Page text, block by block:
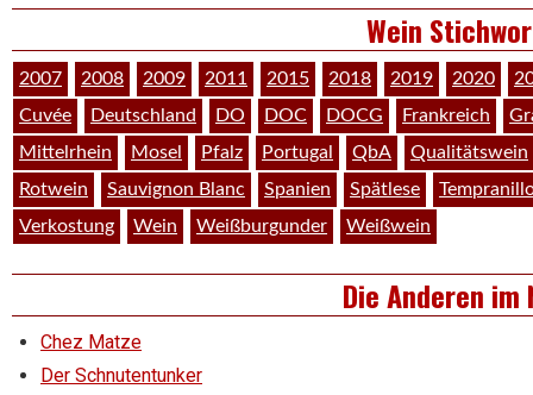
Wein
2007 2008 2009 2011 2015 2018 2019 2020
Cuvée
Deutschland DO DOC DOCG Frankreich
Mittelrhein
Mosel Pfalz Portugal QbA
Qualitätswein
Rotwein
Sauvignon Blanc Spanien Spätlese
Verkostung
Wein Weißburgunder Weißwein
Die Anderen im
Chez Matze
Der Schnutentunker